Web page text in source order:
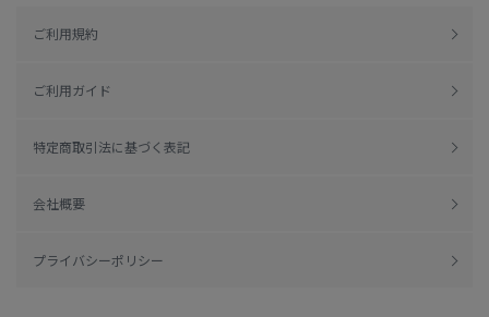
ご利用規約
ご利用ガイド
特定商取引法に基づく表記
会社概要
プライバシーポリシー